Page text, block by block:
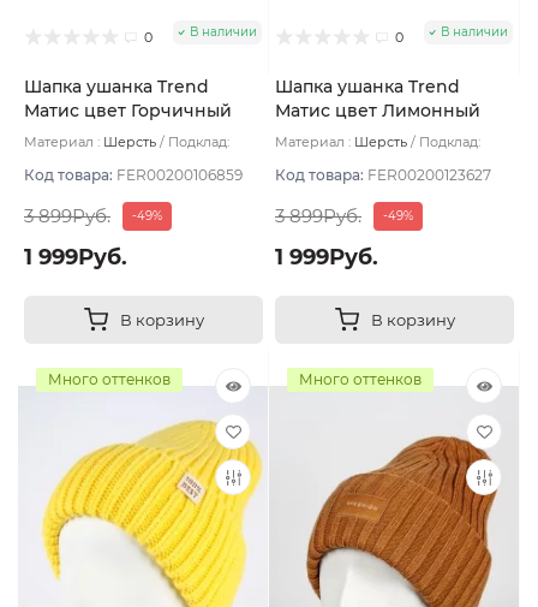
0 В наличии
Шапка ушанка Trend
Матис цвет Горчичный
размер 56-58
Материал : Шерсть
Подклад:
Код товара: FER00200106859
3 899Руб. -49%
1 999Руб.
В корзину
0 В наличии
Шапка ушанка Trend
Матис цвет Лимонный
размер 56-58
Материал : Шерсть
Подклад:
Код товара: FER00200123627
3 899Руб. -49%
1 999Руб.
В корзину
Много оттенков Много оттенков